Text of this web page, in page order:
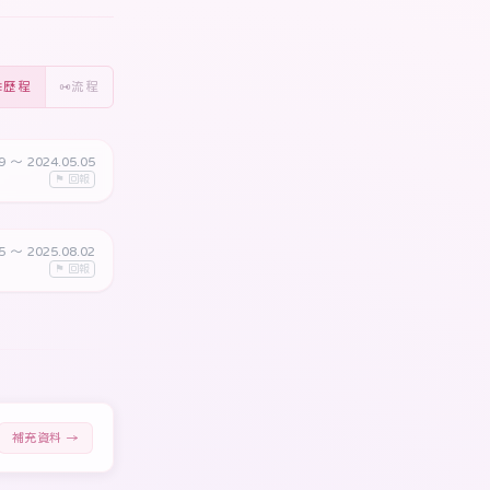
歷程 流程
〜 2024.05.05
⚑ 回報
〜 2025.08.02
⚑ 回報
補充資料 →